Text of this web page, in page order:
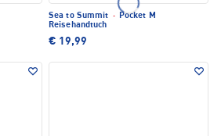
Sea to Summit · Pocket M
Reisehandtuch
€ 19,99